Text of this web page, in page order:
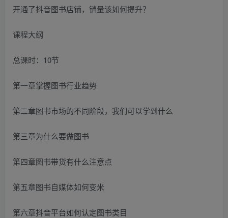
开通了抖音图书店铺，销量该如何提升？
课程大纲
总课时：10节
第一章掌握图书行业趋势
第二章图书市场的不同阶段，我们可以学到什么
第三章为什么要做图书
第四章图书带货有什么注意点
第五章图书自媒体如何变米
第六章抖音平台如何认定图书类目